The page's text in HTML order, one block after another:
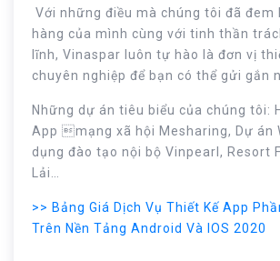
Với những điều mà chúng tôi đã đem
hàng của mình cùng với tinh thần
lĩnh, Vinaspar luôn tự hào là đơn vị
chuyên nghiệp để bạn có thể gửi gắn
Những dự án tiêu biểu của chúng tôi:
App mạng xã hội Mesharing, Dự án
dụng đào tạo nội bộ Vinpearl, Resort
Lải…
>> Bảng Giá Dịch Vụ Thiết Kế App
Trên Nền Tảng Android Và IOS 2020